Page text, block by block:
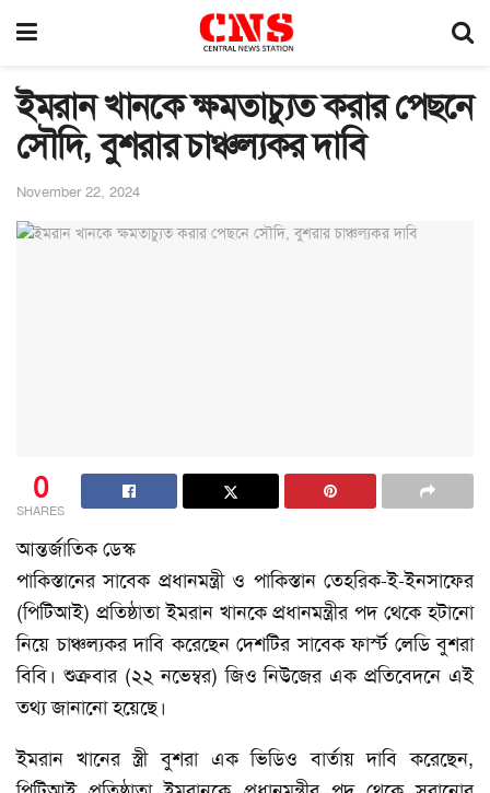
ইমরান খানকে ক্ষমতাচ্যুত করার পেছনে
সৌদি, বুশরার চাঞ্চল্যকর দাবি
November 22, 2024
0
SHARES
আন্তর্জাতিক ডেস্ক
পাকিস্তানের সাবেক প্রধানমন্ত্রী ও পাকিস্তান তেহরিক-ই-ইনসাফের
(পিটিআই) প্রতিষ্ঠাতা ইমরান খানকে প্রধানমন্ত্রীর পদ থেকে হটানো
নিয়ে চাঞ্চল্যকর দাবি করেছেন দেশটির সাবেক ফার্স্ট লেডি বুশরা
বিবি। শুক্রবার (২২ নভেম্বর) জিও নিউজের এক প্রতিবেদনে এই
তথ্য জানানো হয়েছে।
ইমরান খানের স্ত্রী বুশরা এক ভিডিও বার্তায় দাবি করেছেন,